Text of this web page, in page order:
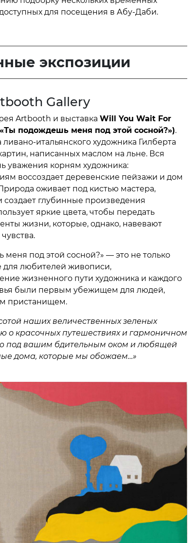
для посещения в Абу-Даби.
экспозиции
Gallery
Artbooth и выставка Will You Wait For
подождешь меня под этой сосной?»).
итальянского художника Гилберта
написанных маслом на льне. Вся
уважения корням художника:
воссоздает деревенские пейзажи и дом
оживает под кистью мастера,
глубинные произведения
яркие цвета, чтобы передать
жизни, которые, однако, навевают
под этой сосной?» — это не только
для любителей живописи,
жизненного пути художника и каждого
были первым убежищем для людей,
пристанищем.
наших величественных зеленых
о красочных путешествиях и гармоничном
под вашим бдительным оком и любящей
дома, которые мы обожаем…»